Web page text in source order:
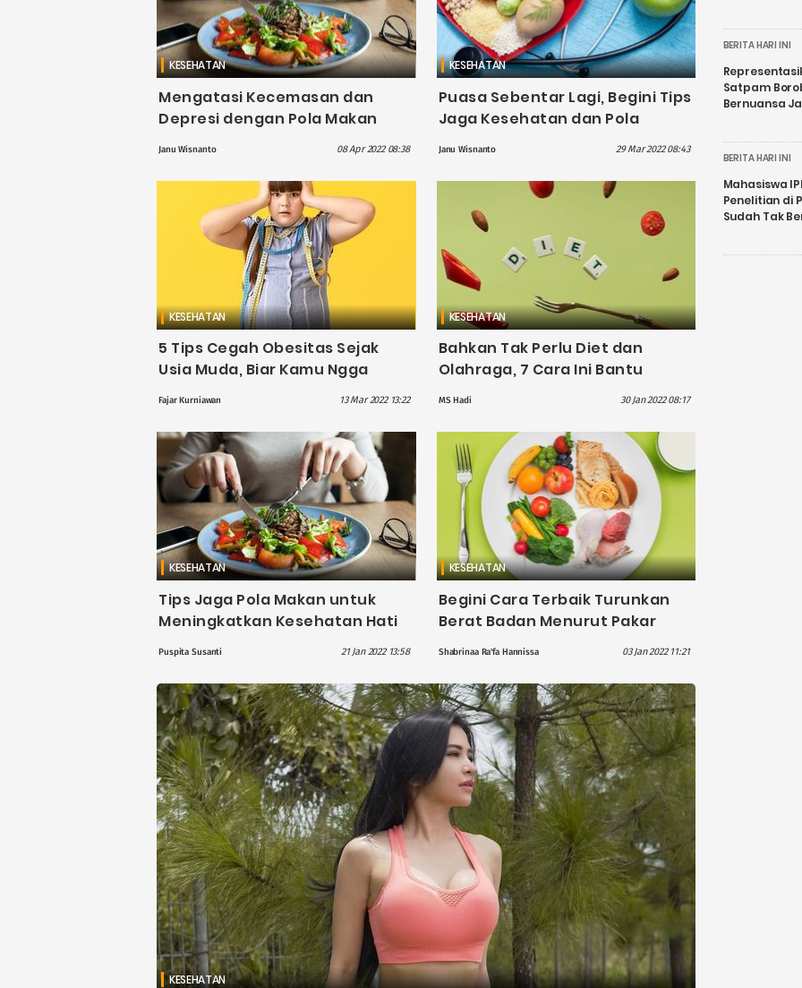
KESEHATAN
Mengatasi Kecemasan dan
Depresi dengan Pola Makan
Sehat
Janu Wisnanto 08 Apr 2022 08:38
KESEHATAN
Puasa Sebentar Lagi, Begini Tips
Jaga Kesehatan dan Pola
Makan Saat Puasa
Janu Wisnanto 29 Mar 2022 08:43
KESEHATAN
5 Tips Cegah Obesitas Sejak
Usia Muda, Biar Kamu Ngga
Gendut dan Malu-maluin
Fajar Kurniawan 13 Mar 2022 13:22
KESEHATAN
Bahkan Tak Perlu Diet dan
Olahraga, 7 Cara Ini Bantu
Turunkan Berat Badan
MS Hadi 30 Jan 2022 08:17
KESEHATAN
Tips Jaga Pola Makan untuk
Meningkatkan Kesehatan Hati
Puspita Susanti 21 Jan 2022 13:58
KESEHATAN
Begini Cara Terbaik Turunkan
Berat Badan Menurut Pakar
Shabrinaa Ra'fa Hannissa 03 Jan 2022 11:21
KESEHATAN
BERITA HARI INI
Satpam
Bernuansa
BERITA HARI INI
Mahasiswa
Penelitian di
Sudah Tak